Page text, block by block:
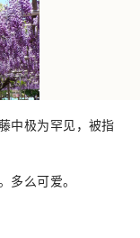
中极为罕见，被指
多么可爱。